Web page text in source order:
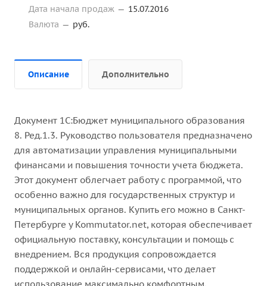
Дата начала продаж — 15.07.2016
Валюта — руб.
Описание Дополнительно
Документ 1С:Бюджет муниципального образования
8. Ред.1.3. Руководство пользователя предназначено
для автоматизации управления муниципальными
финансами и повышения точности учета бюджета.
Этот документ облегчает работу с программой, что
особенно важно для государственных структур и
муниципальных органов. Купить его можно в Санкт-
Петербурге у Kommutator.net, которая обеспечивает
официальную поставку, консультации и помощь с
внедрением. Вся продукция сопровождается
поддержкой и онлайн-сервисами, что делает